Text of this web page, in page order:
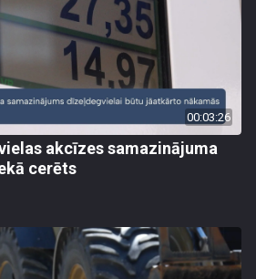
00:03:26
akcīzes samazinājuma
cerēts